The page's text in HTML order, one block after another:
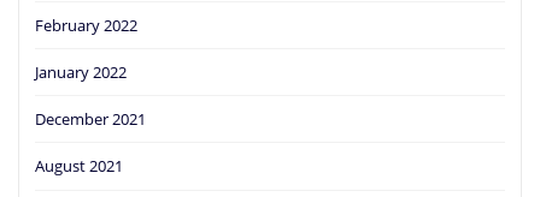
February 2022
January 2022
December 2021
August 2021